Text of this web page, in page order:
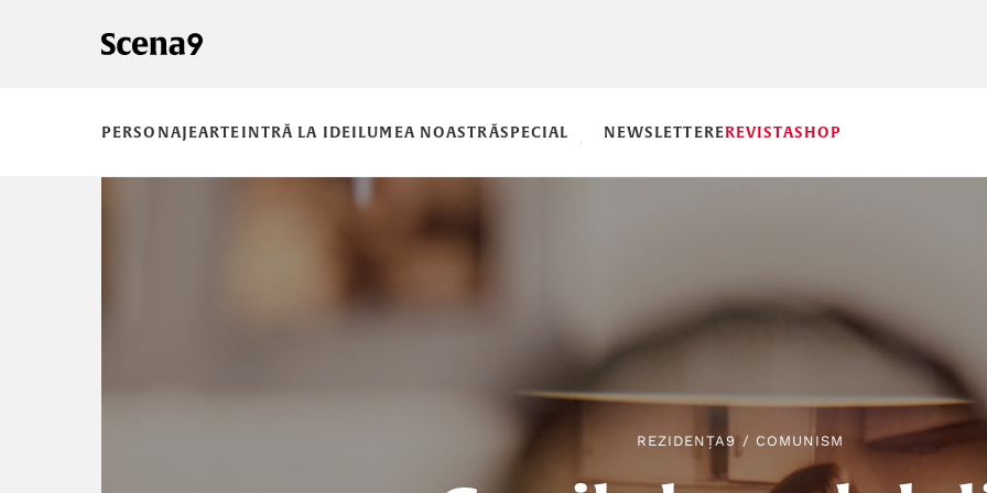
PERSONAJEARTEINTRĂ LA IDEILUMEA NOASTRĂSPECIAL NEWSLETTEREREVISTASHOP
REZIDENȚA9 / COMUNISM